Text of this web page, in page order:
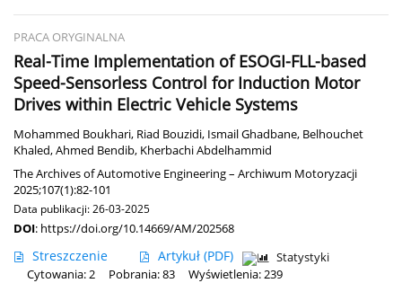
PRACA ORYGINALNA
Real-Time Implementation of ESOGI-FLL-based
Speed-Sensorless Control for Induction Motor
Drives within Electric Vehicle Systems
Mohammed Boukhari, Riad Bouzidi, Ismail Ghadbane, Belhouchet
Khaled,Ahmed Bendib, Kherbachi Abdelhammid
The Archives of Automotive Engineering – Archiwum Motoryzacji
2025;107(1):82-101
Data publikacji: 26-03-2025
DOI: https://doi.org/10.14669/AM/202568
Streszczenie Artykuł (PDF)
Statystyki
Cytowania: 2
Pobrania: 83 Wyświetlenia: 239